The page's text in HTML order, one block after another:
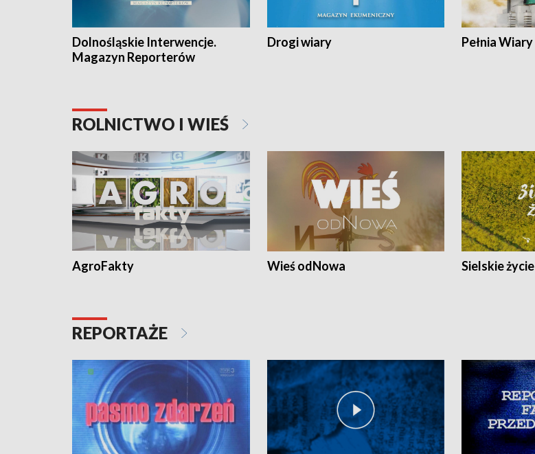
Dolnośląskie Interwencje.
Magazyn Reporterów
Drogi wiary Pełnia Wiary
ROLNICTWO I WIEŚ
AgroFakty Wieś odNowa Sielskie życie
REPORTAŻE